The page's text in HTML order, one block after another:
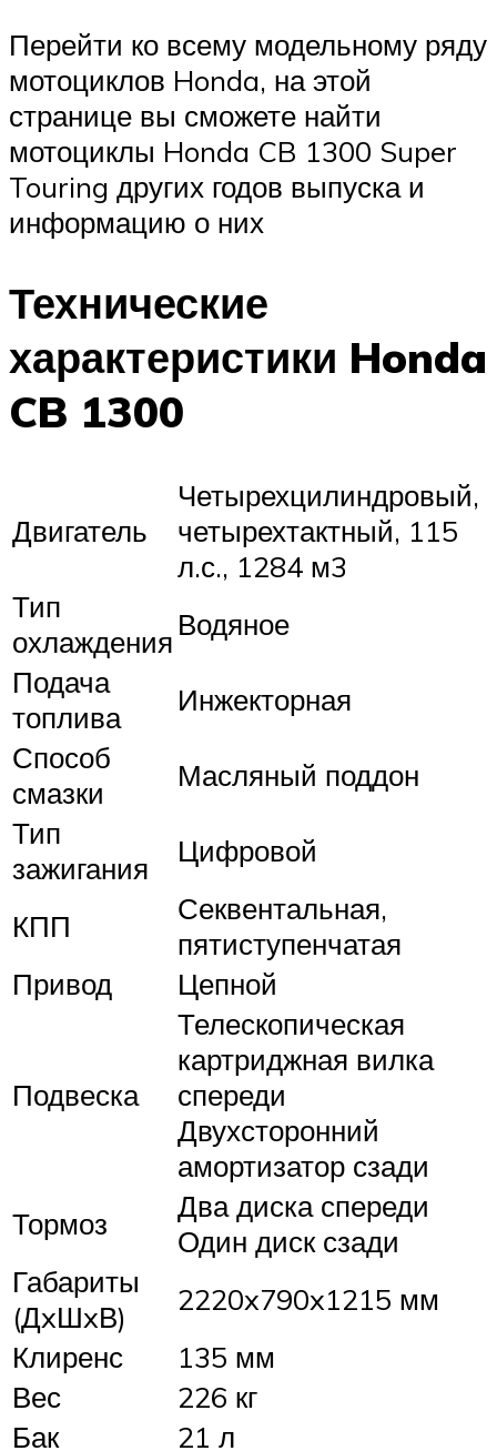
Перейти ко всему модельному ряду
мотоциклов Honda, на этой
странице вы сможете найти
мотоциклы Honda CB 1300 Super
Touring других годов выпуска и
информацию о них
Технические
характеристики Honda
CB 1300
Двигатель
Четырехцилиндровый,
четырехтактный, 115
л.с., 1284 м3
Тип
охлаждения Водяное
Подача
топлива
Инжекторная
Способ
смазки
Масляный поддон
Тип
зажигания
Цифровой
КПП
Секвентальная,
пятиступенчатая
Привод
Цепной
Подвеска
Телескопическая
картриджная вилка
спереди
Двухсторонний
амортизатор сзади
Тормоз
Два диска спереди
Один диск сзади
Габариты
(ДxШxВ)
2220x790x1215 мм
Клиренс
135 мм
Вес
226 кг
Бак
21 л